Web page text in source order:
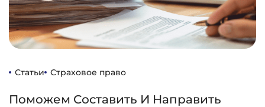
Статьи Страховое право
Поможем Составить И Направить